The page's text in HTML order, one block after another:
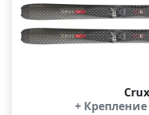
+ Крепление